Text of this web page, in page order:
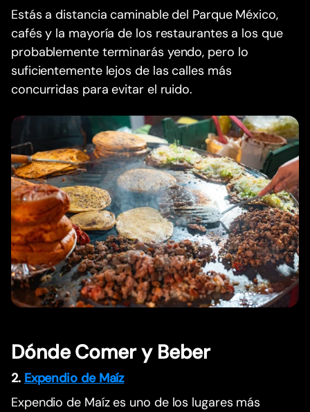
Estás a distancia caminable del Parque México,
cafés y la mayoría de los restaurantes a los que
probablemente terminarás yendo, pero lo
suficientemente lejos de las calles más
concurridas para evitar el ruido.
Dónde Comer y Beber
2. Expendio de Maíz
Expendio de Maíz es uno de los lugares más